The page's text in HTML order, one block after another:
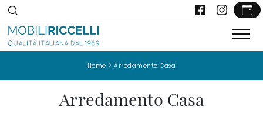
Home >Arredamento Casa
Arredamento Casa